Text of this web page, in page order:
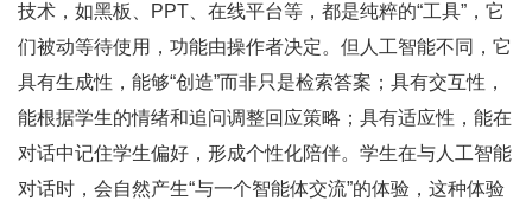
技术，如黑板、PPT、在线平台等，都是纯粹的“工具”，它
们被动等待使用，功能由操作者决定。但人工智能不同，它
具有生成性，能够“创造”而非只是检索答案；具有交互性，
能根据学生的情绪和追问调整回应策略；具有适应性，能在
对话中记住学生偏好，形成个性化陪伴。学生在与人工智能
对话时，会自然产生“与一个智能体交流”的体验，这种体验